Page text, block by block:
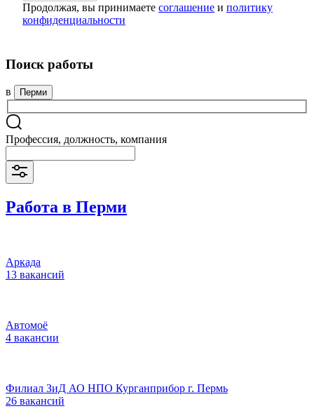
Продолжая, вы принимаете соглашение и политику
конфиденциальности
Поиск работы
в Перми
Профессия, должность, компания
Работа в Перми
Аркада
13 вакансий
Автомоё
4 вакансии
Филиал ЗиД АО НПО Курганприбор г. Пермь
26 вакансий